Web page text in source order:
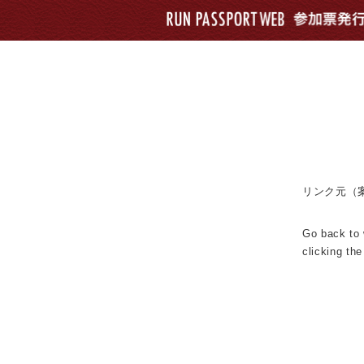
リンク元（
Go back to
clicking